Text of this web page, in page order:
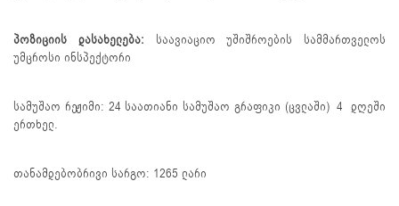
პოზიციის დასახელება: საავიაციო უშიშროების სამმართველოს
უმცროსი ინსპექტორი
სამუშაო რეჟიმი: 24 საათიანი სამუშაო გრაფიკი (ცვლაში) 4 დღეში
ერთხელ.
თანამდებობრივი სარგო: 1265 ლარი